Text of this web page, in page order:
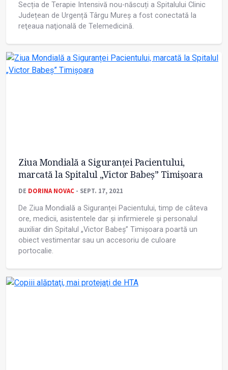
Secția de Terapie Intensivă nou-născuți a Spitalului Clinic
Județean de Urgență Târgu Mureș a fost conectată la
reţeaua naţională de Telemedicină.
Ziua Mondială a Siguranței Pacientului,
marcată la Spitalul „Victor Babeș” Timișoara
DE DORINA NOVAC - SEPT. 17, 2021
De Ziua Mondială a Siguranței Pacientului, timp de câteva
ore, medicii, asistentele dar și infirmierele și personalul
auxiliar din Spitalul „Victor Babeș” Timișoara poartă un
obiect vestimentar sau un accesoriu de culoare
portocalie.